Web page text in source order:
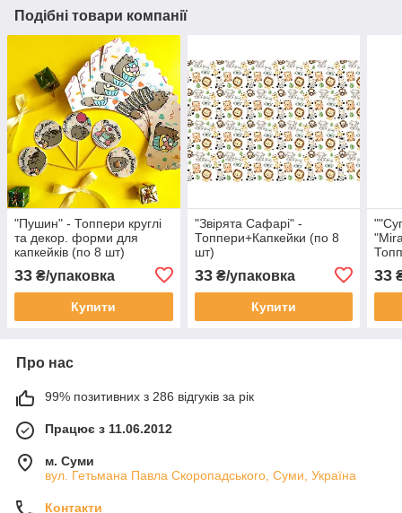
Подібні товари компанії
"Пушин" - Топпери круглі
та декор. форми для
капкейків (по 8 шт)
33 ₴/упаковка
Купити
"Звірята Сафарі" -
Топпери+Капкейки (по 8
шт)
33₴/упаковка
Купити
33
Про нас
99% позитивних з 286 відгуків за рік
Працює з 11.06.2012
м. Суми
вул. Гетьмана Павла Скоропадського, Суми, Україна
Контакти